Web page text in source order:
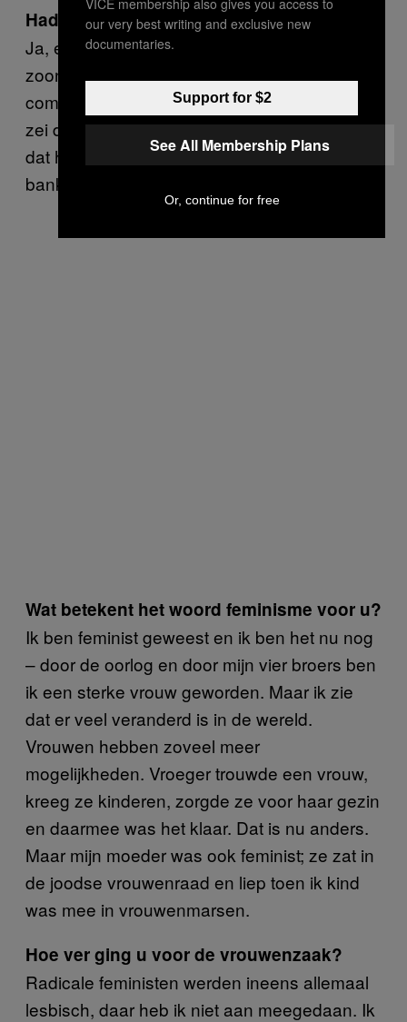
Had u wel een eigen bankrekening?
Ja, en eentje samen met mijn man. Toen mijn
zoon ging studeren wilde hij hem een
computer geven. Ik vond dat idioot. Mijn man
zei dat het hem niks kon schelen. Later bleek
dat hij die nieuwe computer met mijn
bankrekening had betaald.
Wat betekent het woord feminisme voor u?
Ik ben feminist geweest en ik ben het nu nog
– door de oorlog en door mijn vier broers ben
ik een sterke vrouw geworden. Maar ik zie
dat er veel veranderd is in de wereld.
Vrouwen hebben zoveel meer
mogelijkheden. Vroeger trouwde een vrouw,
kreeg ze kinderen, zorgde ze voor haar gezin
en daarmee was het klaar. Dat is nu anders.
Maar mijn moeder was ook feminist; ze zat in
de joodse vrouwenraad en liep toen ik kind
was mee in vrouwenmarsen.
Hoe ver ging u voor de vrouwenzaak?
Radicale feministen werden ineens allemaal
lesbisch, daar heb ik niet aan meegedaan. Ik
our very best writing and exclusive new
documentaries.
Support for $2
See All Membership Plans
Or, continue for free